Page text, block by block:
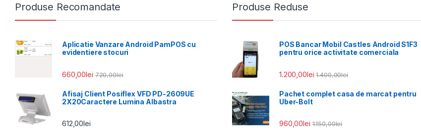
Produse Recomandate
Aplicatie Vanzare Android PamPOS cu
evidentiere stocuri
660,00lei 720,00lei
Afisaj Client Posiflex VFD PD-2609UE
2X20Caractere Lumina Albastra
612,00lei
Produse Reduse
POS Bancar Mobil Castles Android S1F3
pentru orice activitate comerciala
1.200,00lei 1.400,00lei
Pachet complet casa de marcat pentru
Uber-Bolt
960,00lei 1.150,00lei